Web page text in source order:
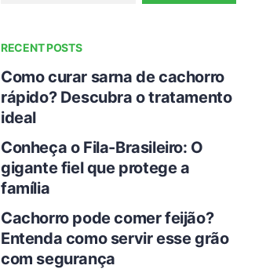
RECENT POSTS
Como curar sarna de cachorro
rápido? Descubra o tratamento
ideal
Conheça o Fila-Brasileiro: O
gigante fiel que protege a
família
Cachorro pode comer feijão?
Entenda como servir esse grão
com segurança